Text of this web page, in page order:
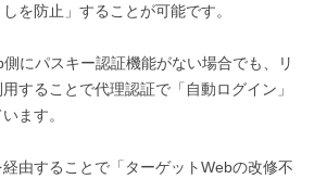
を防止」することが可能です。
にパスキー認証機能がない場合でも、リ
することで代理認証で「自動ログイン」
ます。
由することで「ターゲットWebの改修不